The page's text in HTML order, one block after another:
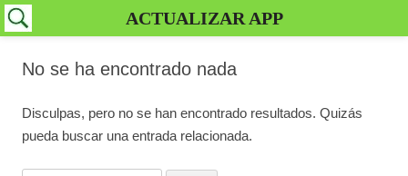
No se ha encontrado nada
Disculpas, pero no se han encontrado resultados. Quizás
pueda buscar una entrada relacionada.
ACTUALIZAR APP